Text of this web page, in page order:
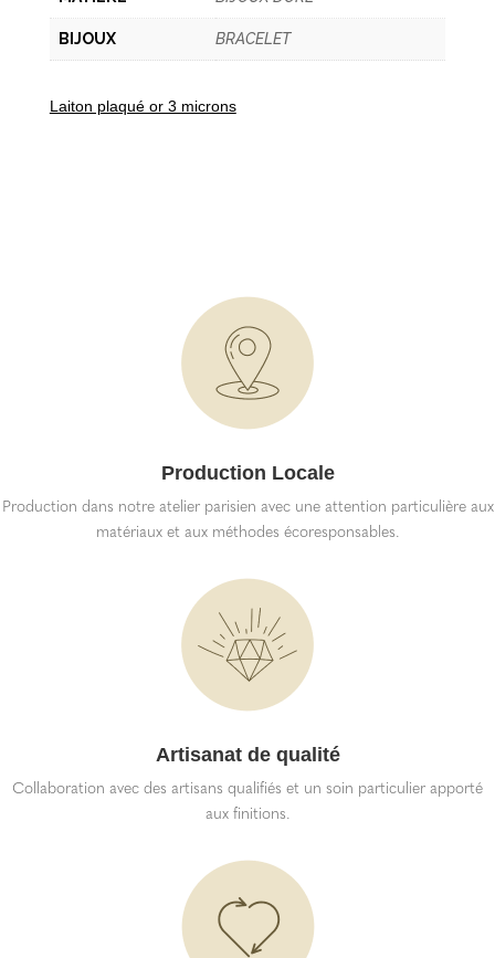
BIJOUX BRACELET
Laiton plaqué or 3 microns
Production Locale
Production dans notre atelier parisien avec une attention particulière aux
matériaux et aux méthodes écoresponsables.
Artisanat de qualité
Collaboration avec des artisans qualifiés et un soin particulier apporté
aux finitions.